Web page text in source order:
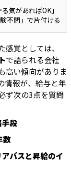
る気があればOK」
験不問」で片付ける
覚としては、
で語られる会社
高い傾向がありま
情報が、給与と年
ず次の3点を質問
段
数
パスと昇給のイ